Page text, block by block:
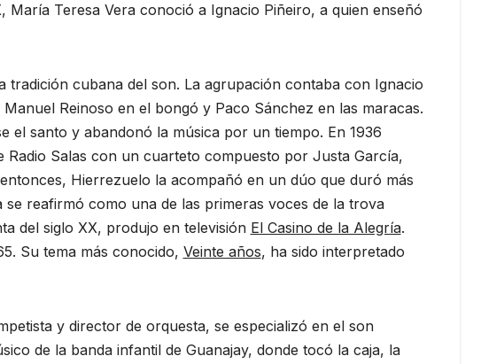
María Teresa Vera conoció a Ignacio Piñeiro, a quien enseñó
tradición cubana del son. La agrupación contaba con Ignacio
Reinoso en el bongó y Paco Sánchez en las maracas.
el santo y abandonó la música por un tiempo. En 1936
Salas con un cuarteto compuesto por Justa García,
Hierrezuelo la acompañó en un dúo que duró más
reafirmó como una de las primeras voces de la trova
del siglo XX, produjo en televisión El Casino de la Alegría.
Su tema más conocido, Veinte años, ha sido interpretado
y director de orquesta, se especializó en el son
de la banda infantil de Guanajay, donde tocó la caja, la